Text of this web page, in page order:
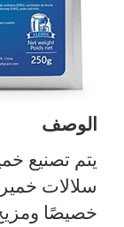
الوصف
سلالات
خصيصًا